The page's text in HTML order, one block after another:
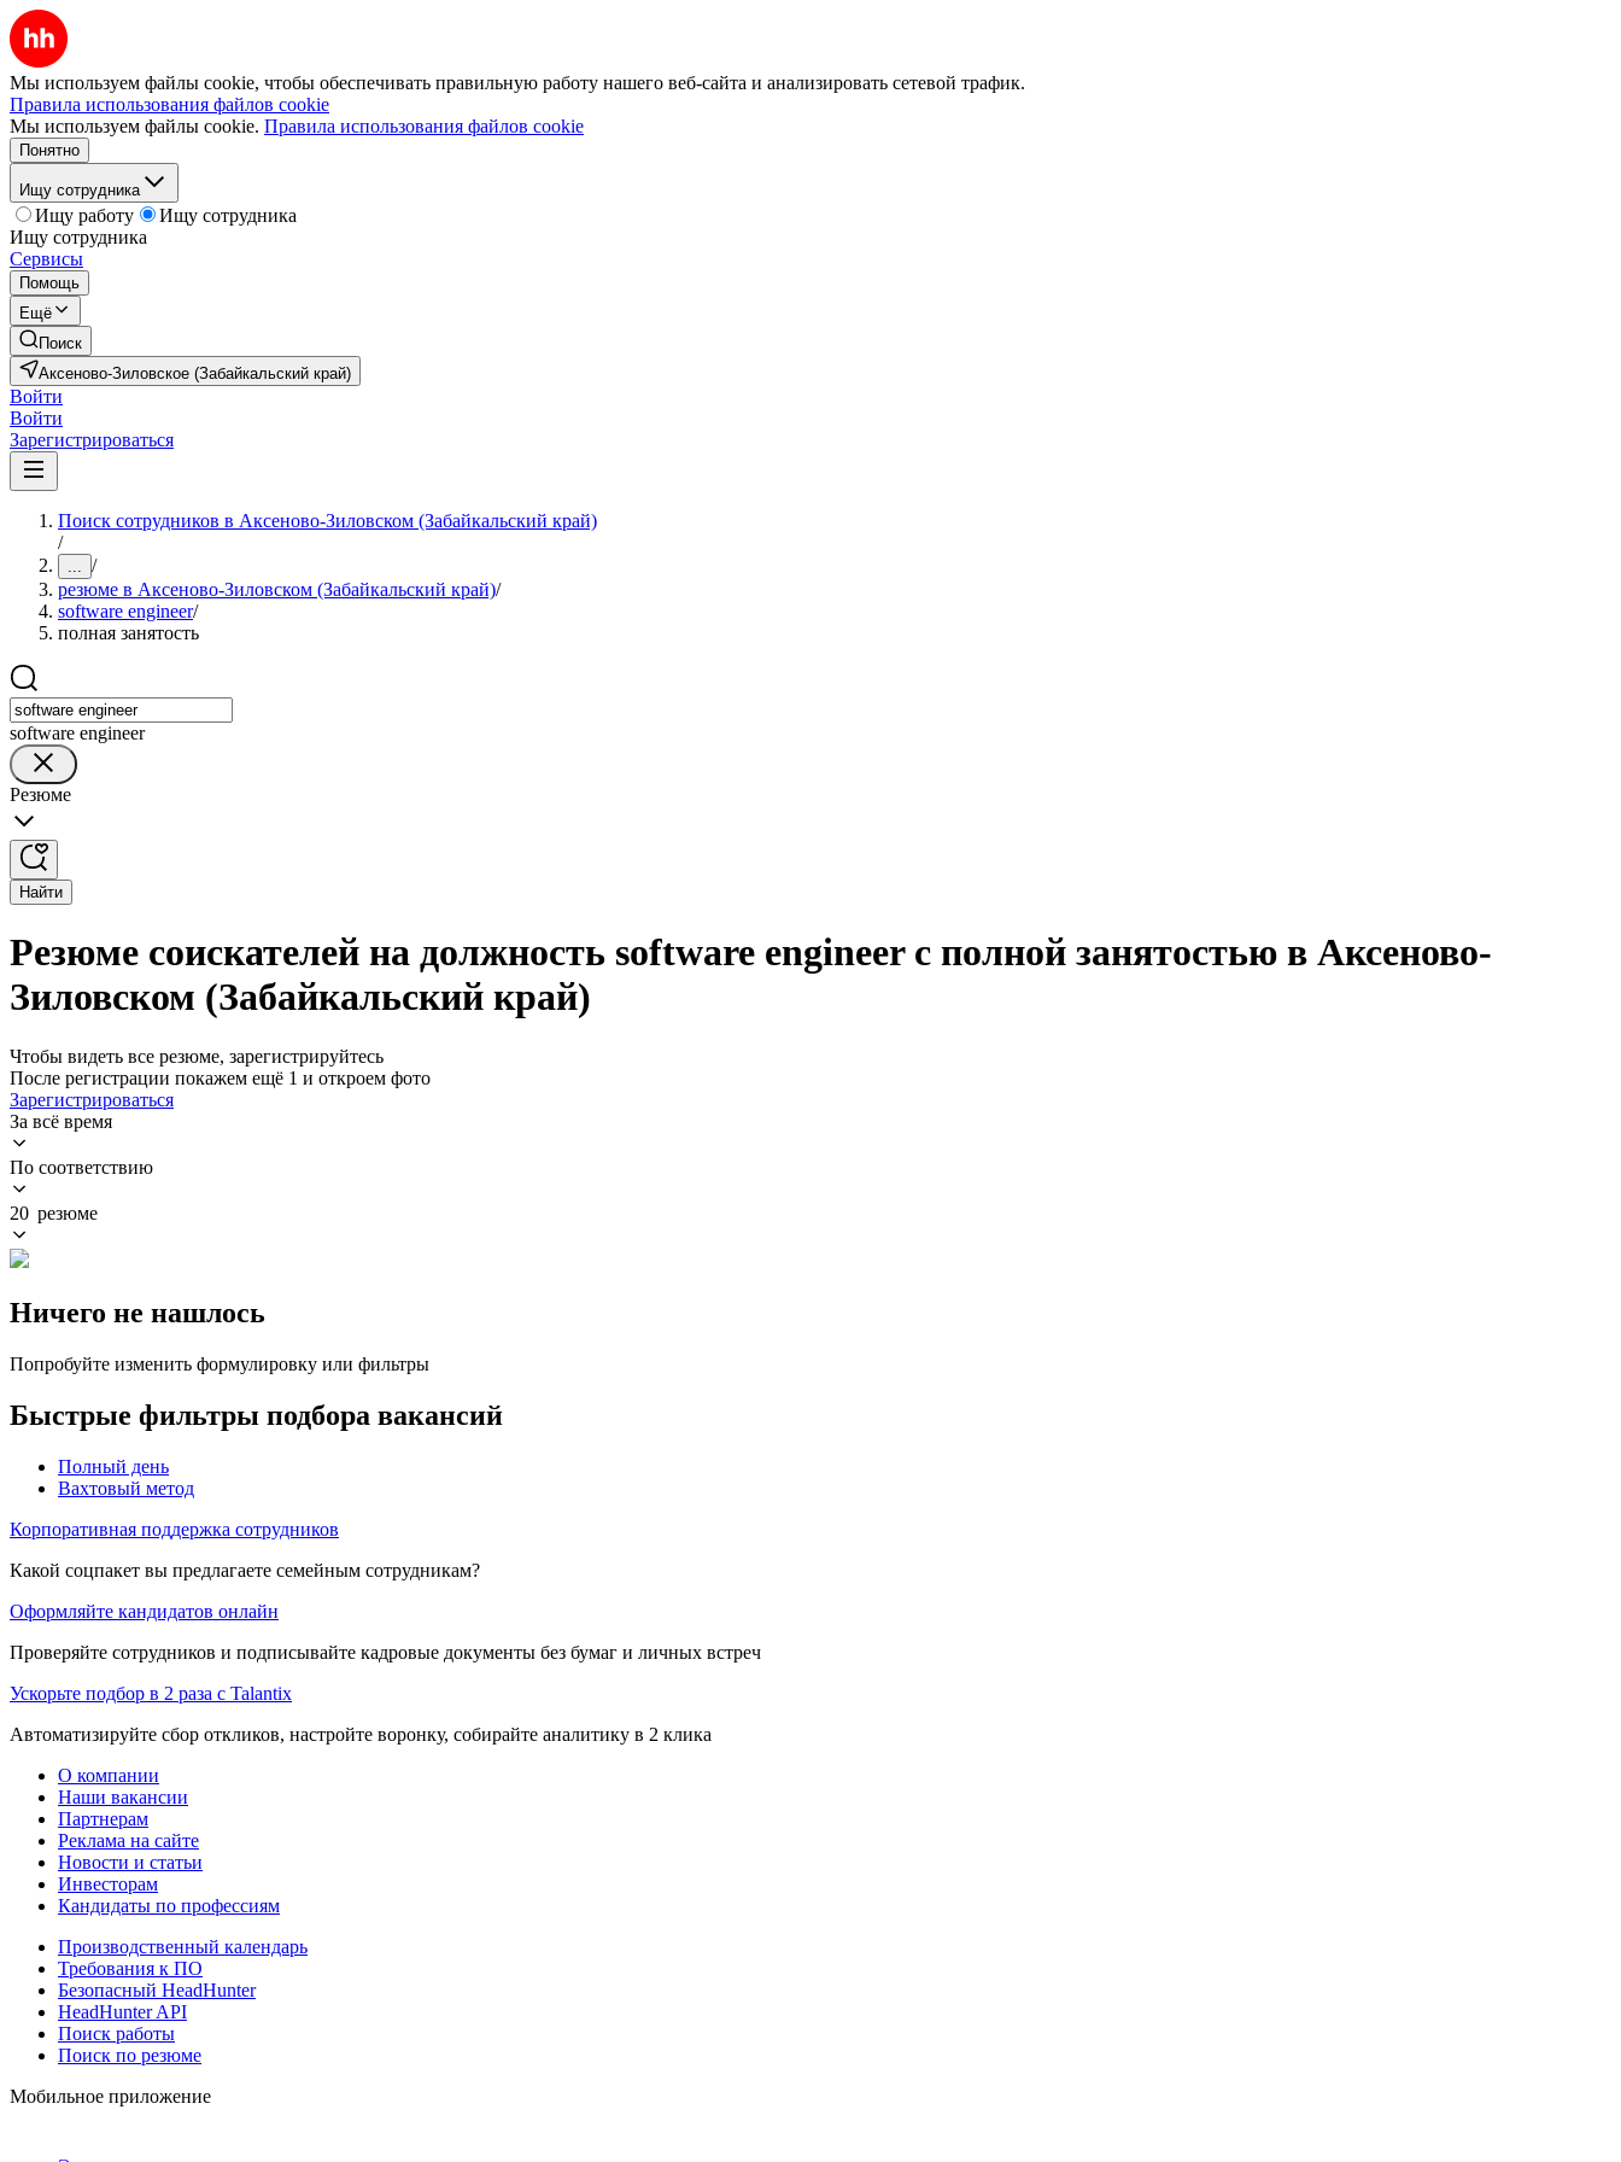
Мы используем файлы cookie, чтобы обеспечивать правильную работу нашего веб-сайта и анализировать сетевой трафик.
Правила использования файлов cookie
Мы используем файлы cookie. Правила использования файлов cookie
Понятно
Ищу сотрудника
Ищу работу
Ищу сотрудника
Ищу сотрудника
Сервисы
Помощь
Ещё
Поиск
Аксеново-Зиловское (Забайкальский край)
Войти
Войти
Зарегистрироваться
Поиск сотрудников в Аксеново-Зиловском (Забайкальский край)
/
... /
резюме в Аксеново-Зиловском (Забайкальский край)/
software engineer/
полная занятость
software engineer
Резюме
Найти
Резюме соискателей на должность software engineer с полной занятостью в Аксеново-
Зиловском (Забайкальский край)
Чтобы видеть все резюме, зарегистрируйтесь
После регистрации покажем ещё 1 и откроем фото
Зарегистрироваться
За всё время
По соответствию
20 резюме
Ничего не нашлось
Попробуйте изменить формулировку или фильтры
Быстрые фильтры подбора вакансий
Полный день
Вахтовый метод
Корпоративная поддержка сотрудников
Какой соцпакет вы предлагаете семейным сотрудникам?
Оформляйте кандидатов онлайн
Проверяйте сотрудников и подписывайте кадровые документы без бумаг и личных встреч
Ускорьте подбор в 2 раза с Talantix
Автоматизируйте сбор откликов, настройте воронку, собирайте аналитику в 2 клика
О компании
Наши вакансии
Партнерам
Реклама на сайте
Новости и статьи
Инвесторам
Кандидаты по профессиям
Производственный календарь
Требования к ПО
Безопасный HeadHunter
HeadHunter API
Поиск работы
Поиск по резюме
Мобильное приложение